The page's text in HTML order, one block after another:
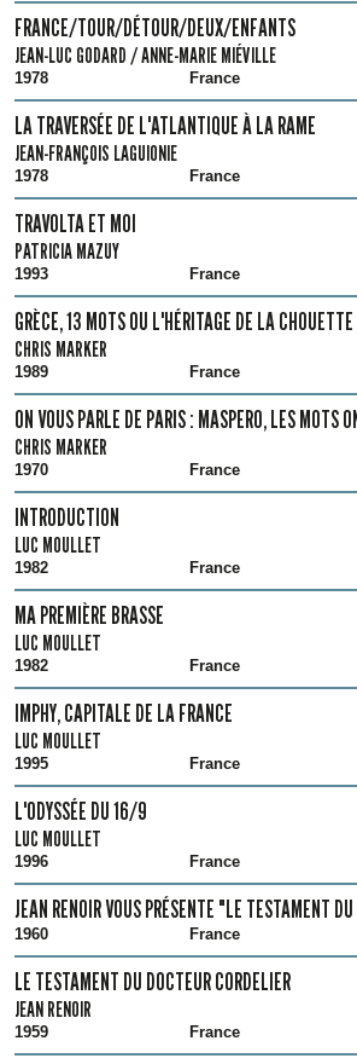
FRANCE/TOUR/DÉTOUR/DEUX/ENFANTS
JEAN-LUC GODARD / ANNE-MARIE MIÉVILLE
1978 France
LA TRAVERSÉE DE L'ATLANTIQUE À LA RAME
JEAN-FRANÇOIS LAGUIONIE
1978 France
TRAVOLTA ET MOI
PATRICIA MAZUY
1993 France
GRÈCE, 13 MOTS OU L'HÉRITAGE DE LA
CHRIS MARKER
1989 France
ON VOUS PARLE DE PARIS : MASPERO, LES MOTS
CHRIS MARKER
1970 France
INTRODUCTION
LUC MOULLET
1982 France
MA PREMIÈRE BRASSE
LUC MOULLET
1982 France
IMPHY, CAPITALE DE LA FRANCE
LUC MOULLET
1995 France
L'ODYSSÉE DU 16/9
LUC MOULLET
1996 France
JEAN RENOIR VOUS PRÉSENTE "LE TESTAMENT
1960 France
LE TESTAMENT DU DOCTEUR CORDELIER
JEAN RENOIR
1959 France